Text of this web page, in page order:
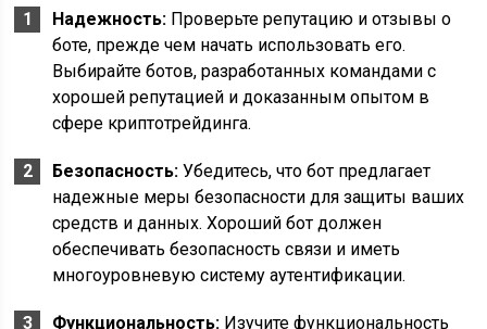
Надежность: Проверьте репутацию и отзывы о
боте, прежде чем начать использовать его.
Выбирайте ботов, разработанных командами с
хорошей репутацией и доказанным опытом в
сфере криптотрейдинга.
Безопасность: Убедитесь, что бот предлагает
надежные меры безопасности для защиты ваших
средств и данных. Хороший бот должен
обеспечивать безопасность связи и иметь
многоуровневую систему аутентификации.
Функциональность: Изучите функциональность